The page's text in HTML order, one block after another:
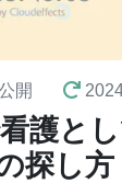
開
護と
探し方